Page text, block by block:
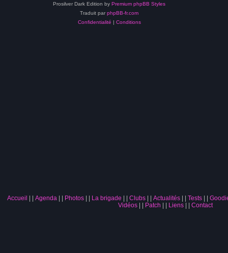
Prosilver Dark Edition by Premium phpBB Styles
Traduit par phpBB-fr.com
Confidentialité
Conditions
Accueil Agenda| Photos| La brigade Clubs| Actualités| Tests|
Vidéos| Patch Liens| Contact